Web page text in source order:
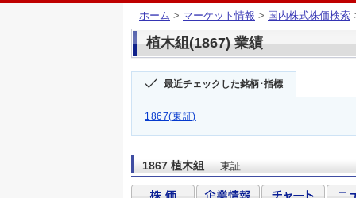
ホーム > マーケット情報 > 国内株式株価検索
植木組(1867) 業績
最近チェックした銘柄･指標
1867(東証)
1867 植木組 東証